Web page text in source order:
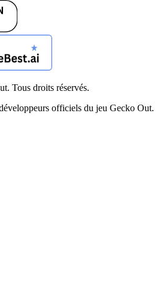
Tous droits réservés.
officiels du jeu Gecko Out.